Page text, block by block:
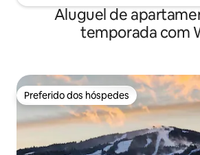
Aluguel de
temporada com
Preferido dos hóspedes
Preferido dos hóspedes